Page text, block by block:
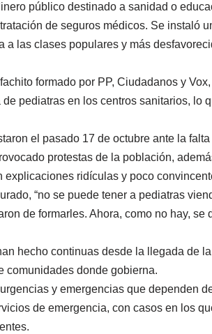
público destinado a sanidad o
de seguros médicos. Se instaló
las clases populares y más
formado por PP, Ciudadanos y
pediatras en los centros sanitarios, lo
el pasado 17 de octubre ante la
protestas de la población,
ridículas y poco
“no se puede tener a pediatras
de formarles. Ahora, como no hay,
hecho continuas desde la llegada de
comunidades donde gobierna.
y emergencias que dependen
de emergencia, con casos en los